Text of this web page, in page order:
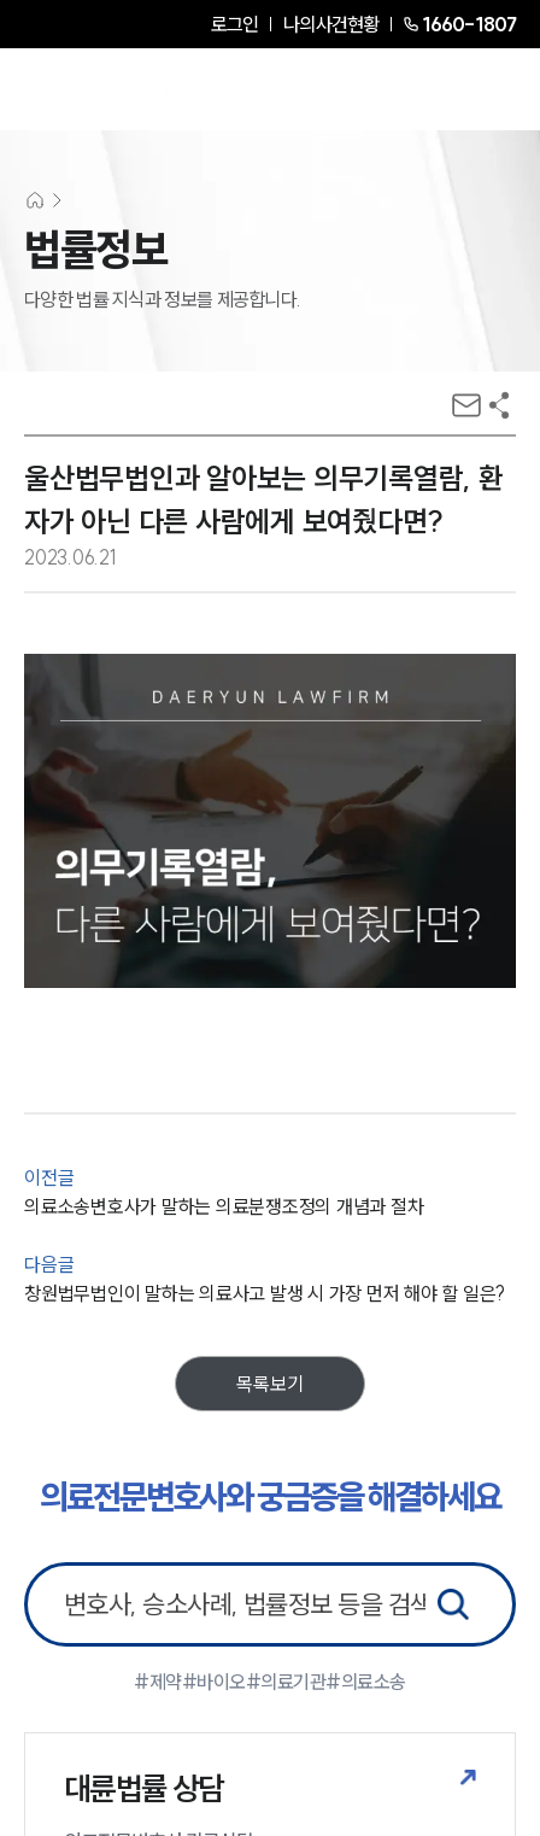
로그인 나의사건현황 1660-1807
그룹소개
그룹소개
오시는 길
고객의 소리
법률정보
다양한 법률 지식과 정보를 제공합니다.
울산법무법인과 알아보는 의무기록열람, 환
자가 아닌 다른 사람에게 보여줬다면?
2023.06.21
이전글
의료소송변호사가 말하는 의료분쟁조정의 개념과 절차
다음글
창원법무법인이 말하는 의료사고 발생 시 가장 먼저 해야 할 일은?
목록보기
의료전문변호사와 궁금증을 해결하세요
#제약#바이오#의료기관#의료소송
대륜법률 상담